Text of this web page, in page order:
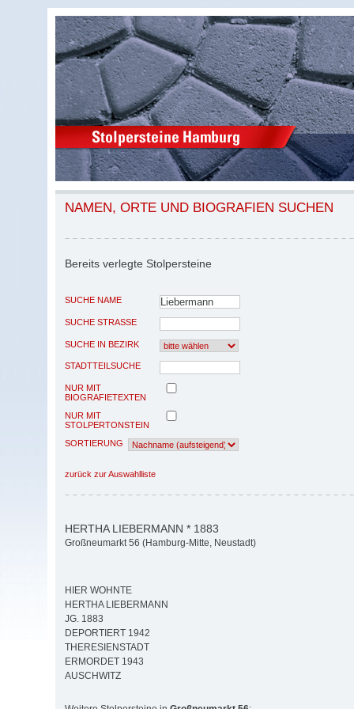
NAMEN, ORTE UND BIOGRAFIEN SUCHEN
Bereits verlegte Stolpersteine
SUCHE NAME
SUCHE STRASSE
SUCHE IN BEZIRK
STADTTEILSUCHE
NUR MIT
BIOGRAFIETEXTEN
NUR MIT
STOLPERTONSTEIN
SORTIERUNG
zurück zur Auswahlliste
HERTHA LIEBERMANN * 1883
Großneumarkt 56 (Hamburg-Mitte, Neustadt)
HIER WOHNTE
HERTHA LIEBERMANN
JG. 1883
DEPORTIERT 1942
THERESIENSTADT
ERMORDET 1943
AUSCHWITZ